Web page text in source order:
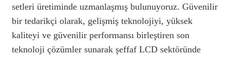
setleri üretiminde uzmanlaşmış bulunuyoruz. Güvenilir
bir tedarikçi olarak, gelişmiş teknolojiyi, yüksek
kaliteyi ve güvenilir performansı birleştiren son
teknoloji çözümler sunarak şeffaf LCD sektöründe